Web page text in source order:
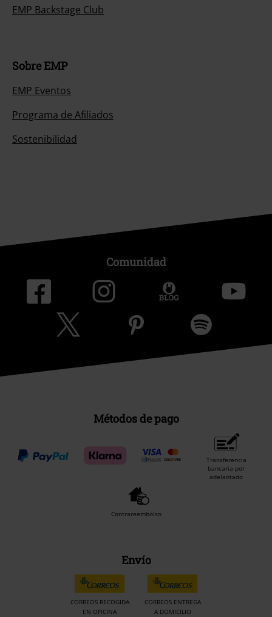
EMP Backstage Club
Sobre EMP
EMP Eventos
Programa de Afiliados
Sostenibilidad
Comunidad
Métodos de pago
Transferencia
bancaria por
adelantado
Contrareembolso
Envío
CORREOS RECOGIDA
EN OFICINA
CORREOS ENTREGA
A DOMICILIO